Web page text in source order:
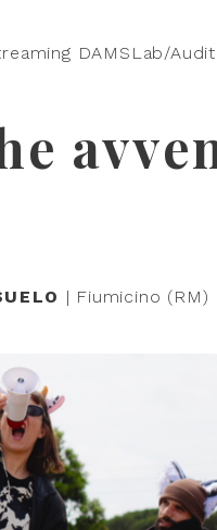
DAMSLab/
| Fiumicino (RM)